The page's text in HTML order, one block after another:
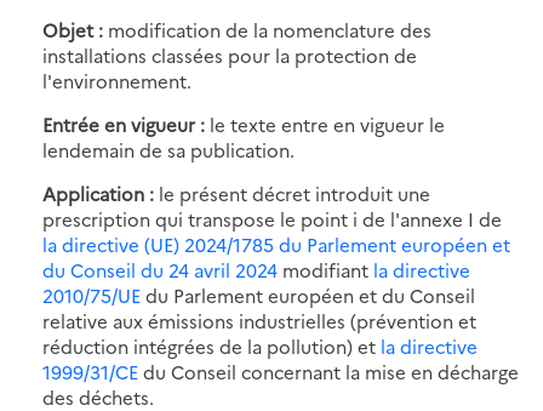
Objet : modification de la nomenclature des
installations classées pour la protection de
l'environnement.
Entrée en vigueur : le texte entre en vigueur le
lendemain de sa publication.
Application : le présent décret introduit une
prescription qui transpose le point i de l'annexe I de
la directive (UE) 2024/1785 du Parlement européen et
du Conseil du 24 avril 2024 modifiant la directive
2010/75/UEdu Parlement européen et du Conseil
relative aux émissions industrielles (prévention et
réduction intégrées de la pollution) et la directive
1999/31/CEdu Conseil concernant la mise en décharge
des déchets.